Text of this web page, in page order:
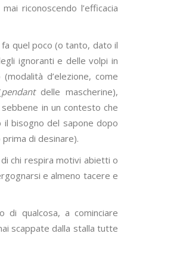
riconoscendo l’efficacia
quel poco (o tanto, dato il
ignoranti e delle volpi in
d’elezione, come
pendantdelle mascherine),
in un contesto che
bisogno del sapone dopo
di desinare).
chi respira motivi abietti o
e almeno tacere e
qualcosa, a cominciare
scappate dalla stalla tutte